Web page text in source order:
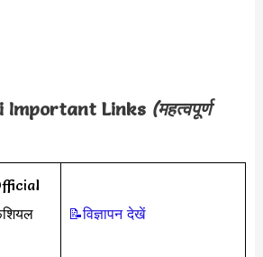
Important Links (महत्वपूर्ण
📝विज्ञापन देखें